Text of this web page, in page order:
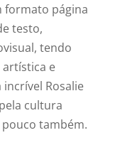
formato página
testo,
tendo
e
Rosalie
cultura
também.